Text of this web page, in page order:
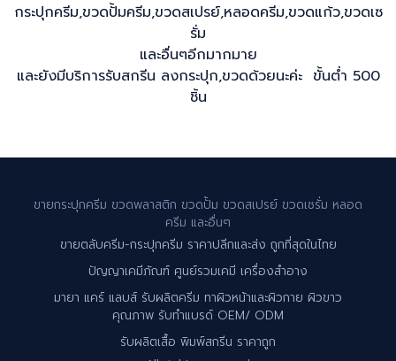
กระปุกครีม,ขวดปั้มครีม,ขวดสเปรย์,หลอดครีม,ขวดแก้ว,ขวดเซ
รั่ม
และอื่นๆอีกมากมาย
และยังมีบริการรับสกรีน ลงกระปุก,ขวดด้วยนะค่ะ ขั้นต่ำ 500
ชิ้น
ขายกระปุกครีม ขวดพลาสติก ขวดปั้ม ขวดสเปรย์ ขวดเซรั่ม หลอด
ครีม และอื่นๆ
ขายตลับครีม-กระปุกครีม ราคาปลีกและส่ง ถูกที่สุดในไทย
ปัญญาเคมีภัณฑ์ ศูนย์รวมเคมี เครื่องสำอาง
มายา แคร์ แลบส์ รับผลิตครีม ทาผิวหน้าและผิวกาย ผิวขาว
คุณภาพ รับทำแบรด์ OEM/ ODM
รับผลิตเสื้อ พิมพ์สกรีน ราคาถูก